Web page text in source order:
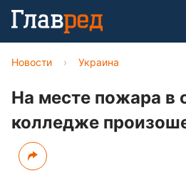
Новости › Украина
На месте пожара в
колледже